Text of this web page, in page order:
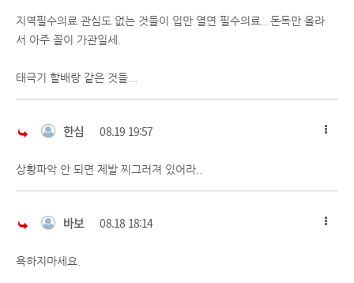
지역필수의료 관심도 없는 것들이 입만 열면 필수의료.. 돈독만 올라
서 아주 꼴이 가관일세.
태극기 할배랑 같은 것들...
한심 08.19 19:57
상황파악 안 되면 제발 찌그러져 있어라..
바보 08.18 18:14
욕하지마세요.